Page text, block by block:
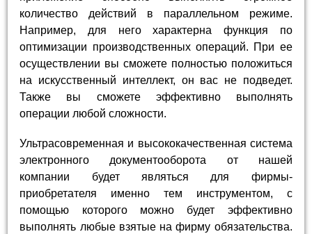
количество действий в параллельном режиме.
Например, для него характерна функция по
оптимизации производственных операций. При ее
осуществлении вы сможете полностью положиться
на искусственный интеллект, он вас не подведет.
Также вы сможете эффективно выполнять
операции любой сложности.
Ультрасовременная и высококачественная система
электронного документооборота от нашей
компании будет являться для фирмы-
приобретателя именно тем инструментом, с
помощью которого можно будет эффективно
выполнять любые взятые на фирму обязательства.